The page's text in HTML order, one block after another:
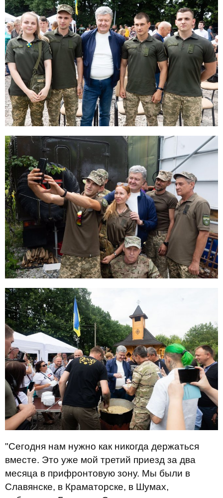
"Сегодня нам нужно как никогда держаться
вместе. Это уже мой третий приезд за два
месяца в прифронтовую зону. Мы были в
Славянске, в Краматорске, в Шумах,